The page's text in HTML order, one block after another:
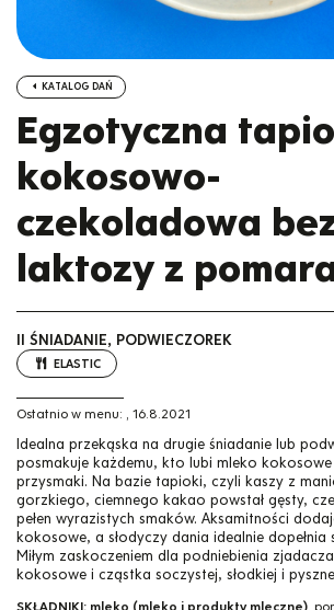
KATALOG DAŃ
Egzotyczna
kokosowo-
czekoladowa
laktozy z
II ŚNIADANIE, PODWIECZOREK
ELASTIC
Ostatnio w menu: , 16.8.2021
Idealna przekąska na drugie śniadanie lub
posmakuje każdemu, kto lubi mleko
przysmaki. Na bazie tapioki, czyli kaszy z
gorzkiego, ciemnego kakao powstał gęsty,
pełen wyrazistych smaków. Aksamitności
kokosowe, a słodyczy dania idealnie dopełnia
Miłym zaskoczeniem dla podniebienia
kokosowe i cząstka soczystej, słodkiej i
SKŁADNIKI: mleko (mleko i produkty mleczne),